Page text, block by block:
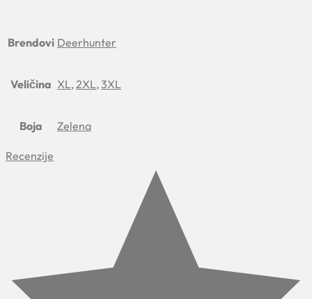
Brendovi Deerhunter
Veličina XL,2XL,3XL
Boja Zelena
Recenzije